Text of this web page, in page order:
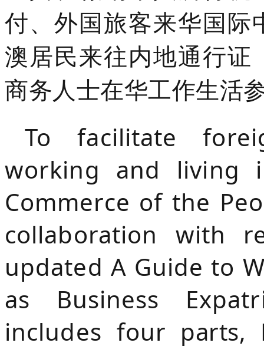
付、外国旅客来华国际
澳居民来往内地通行证
商务人士在华工作生活
To facilitate
working and living
Commerce of the
collaboration with
updated A Guide to
as Business
includes four parts,